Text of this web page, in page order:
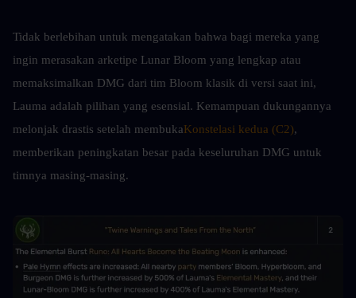
Tidak berlebihan untuk mengatakan bahwa bagi mereka yang
ingin merasakan arketipe Lunar Bloom yang lengkap atau
memaksimalkan DMG dari tim Bloom klasik di versi saat ini,
Lauma adalah pilihan yang esensial. Kemampuan dukungannya
melonjak drastis setelah membukaKonstelasi kedua (C2),
memberikan peningkatan besar pada keseluruhan DMG untuk
timnya masing-masing.